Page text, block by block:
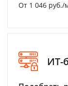
От 1 046 руб./
ИТ-